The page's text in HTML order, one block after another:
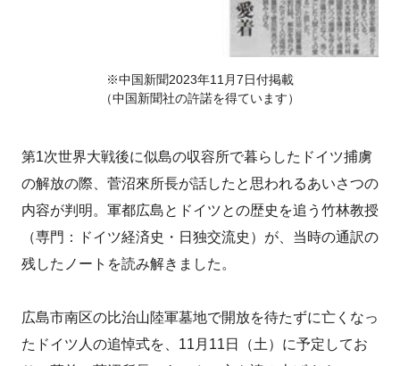
※中国新聞2023年11月7日付掲載
（中国新聞社の許諾を得ています）
第1次世界大戦後に似島の収容所で暮らしたドイツ捕虜
の解放の際、菅沼來所長が話したと思われるあいさつの
内容が判明。軍都広島とドイツとの歴史を追う竹林教授
（専門：ドイツ経済史・日独交流史）が、当時の通訳の
残したノートを読み解きました。
広島市南区の比治山陸軍墓地で開放を待たずに亡くなっ
たドイツ人の追悼式を、11月11日（土）に予定してお